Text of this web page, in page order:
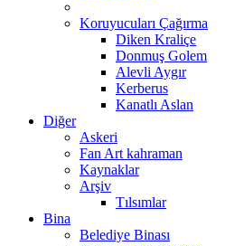
Koruyucuları Çağırma
Diken Kraliçe
Donmuş Golem
Alevli Aygır
Kerberus
Kanatlı Aslan
Diğer
Askeri
Fan Art kahraman
Kaynaklar
Arşiv
Tılsımlar
Bina
Belediye Binası